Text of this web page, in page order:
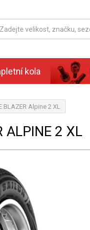
kola
BLAZER Alpine 2 XL
ALPINE 2 XL